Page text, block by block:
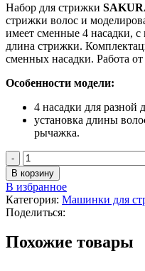
Набор для стрижки
стрижки волос и
имеет сменные 4 насадки,
длина стрижки.
сменных насадки. Работа от
Особенности модели:
4 насадки для
установка длины
рычажка.
Количество
товара
Набор
д/
стрижки
SAKURA
5100BL
В корзину
В избранное
Категория: Машинки для
Поделиться:
Похожие товары